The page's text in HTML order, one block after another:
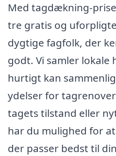
Med tagdækning-
tre gratis og
dygtige fagfolk, der
godt. Vi samler
hurtigt kan
ydelser for
tagets tilstand eller
har du mulighed for
der passer bedst til